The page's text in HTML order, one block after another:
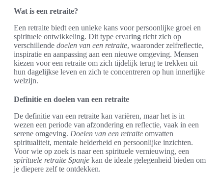
Wat is een retraite?
Een retraite biedt een unieke kans voor persoonlijke groei en
spirituele ontwikkeling. Dit type ervaring richt zich op
verschillende doelen van een retraite, waaronder zelfreflectie,
inspiratie en aanpassing aan een nieuwe omgeving. Mensen
kiezen voor een retraite om zich tijdelijk terug te trekken uit
hun dagelijkse leven en zich te concentreren op hun innerlijke
welzijn.
Definitie en doelen van een retraite
De definitie van een retraite kan variëren, maar het is in
wezen een periode van afzondering en reflectie, vaak in een
serene omgeving. Doelen van een retraite omvatten
spiritualiteit, mentale helderheid en persoonlijke inzichten.
Voor wie op zoek is naar een spirituele vernieuwing, een
spirituele retraite Spanje kan de ideale gelegenheid bieden om
je diepere zelf te ontdekken.